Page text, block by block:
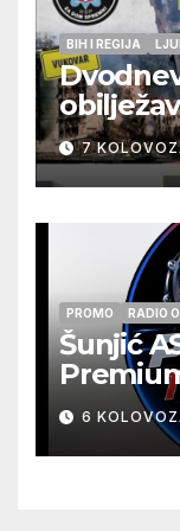
BIH I REGIJA
pogibije
7
PROMO RADIO
Šunjić
na
6